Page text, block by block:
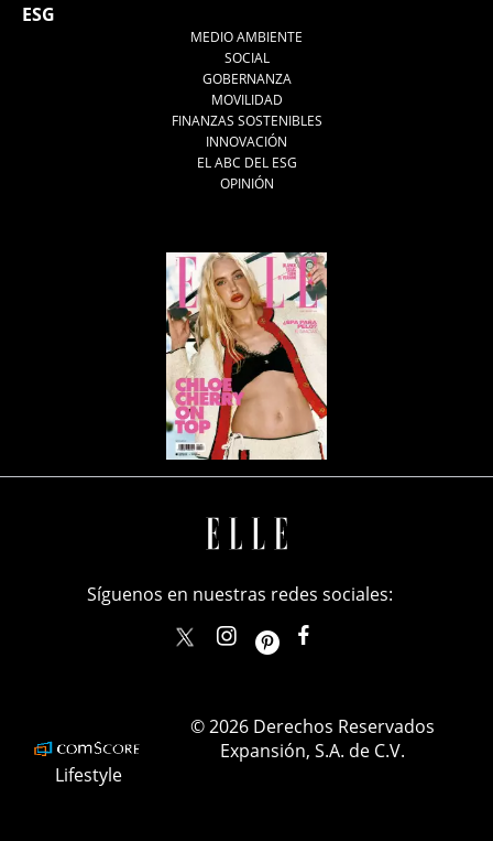
ESG
MEDIO AMBIENTE
SOCIAL
GOBERNANZA
MOVILIDAD
FINANZAS SOSTENIBLES
INNOVACIÓN
EL ABC DEL ESG
OPINIÓN
Síguenos en nuestras redes sociales:
elle_mexicoellemexico
Lifestyle
© 2026 Derechos Reservados
Expansión, S.A. de C.V.